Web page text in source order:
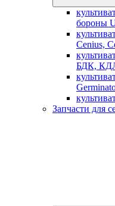
бороны
Cenius,
БДК,
Запчасти для